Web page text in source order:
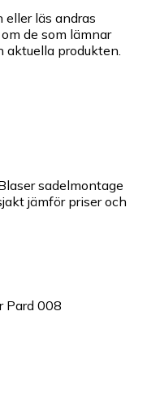
eller läs andras
de som lämnar
aktuella produkten.
sadelmontage
jämför priser och
Pard 008